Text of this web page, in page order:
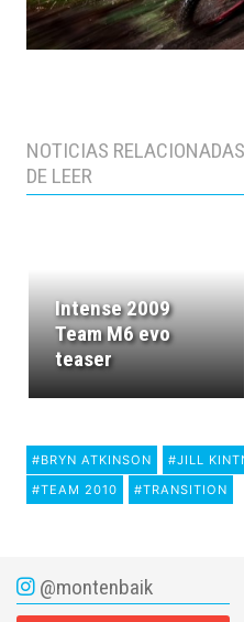
NOTICIAS
DE LEER
Intense 2009
Team M6 evo
teaser
#BRYN ATKINSON #JILL
#TEAM 2010
#TRANSITION
@montenbaik